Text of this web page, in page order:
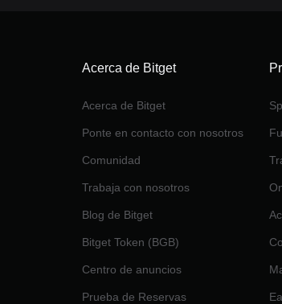
Acerca de Bitget
Acerca de Bitget
Ponte en contacto con nosotros
Comunidad
Trabaja con nosotros
Blog de Bitget
Bitget Token (BGB)
Centro de anuncios
Prueba de Reservas